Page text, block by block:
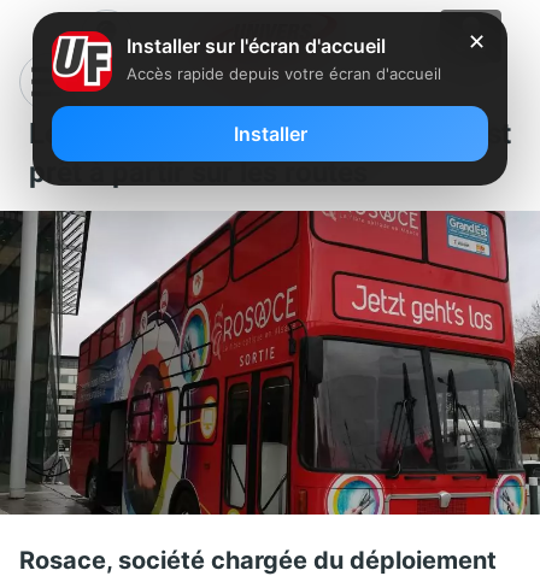
Le “Bus de la Fibre” de Rosace est
prêt à partir sur les routes
Rosace, société chargée du déploiement
✕
Installer sur l'écran d'accueil
Accès rapide depuis votre écran d'accueil
Installer